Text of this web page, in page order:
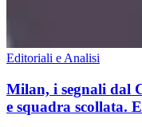
Editoriali e Analisi
Milan, i segnali dal
e squadra scollata.